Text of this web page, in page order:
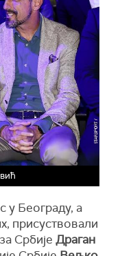
у Београду, а
присуствовали
Србије Драган